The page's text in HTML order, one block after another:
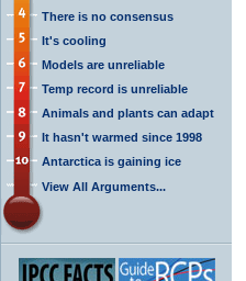
There is no consensus
It's cooling
Models are unreliable
Temp record is unreliable
Animals and plants can adapt
It hasn't warmed since 1998
Antarctica is gaining ice
View All Arguments...